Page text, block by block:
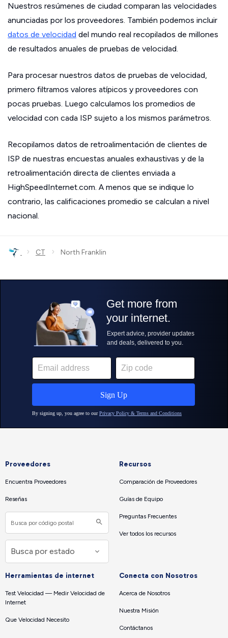
Nuestros resúmenes de ciudad comparan las velocidades
anunciadas por los proveedores. También podemos incluir
datos de velocidad del mundo real recopilados de millones
de resultados anuales de pruebas de velocidad.
Para procesar nuestros datos de pruebas de velocidad,
primero filtramos valores atípicos y proveedores con
pocas pruebas. Luego calculamos los promedios de
velocidad con cada ISP sujeto a los mismos parámetros.
Recopilamos datos de retroalimentación de clientes de
ISP de nuestras encuestas anuales exhaustivas y de la
retroalimentación directa de clientes enviada a
HighSpeedInternet.com. A menos que se indique lo
contrario, las calificaciones promedio se calculan a nivel
nacional.
› CT › North Franklin
Proveedores
Encuentra Proveedores
Reseñas
Recursos
Comparación de Proveedores
Guías de Equipo
Preguntas Frecuentes
Ver todos los recursos
Herramientas de internet
Test Velocidad — Medir Velocidad de
Internet
Que Velocidad Necesito
Conecta con Nosotros
Acerca de Nosotros
Nuestra Misión
Contáctanos